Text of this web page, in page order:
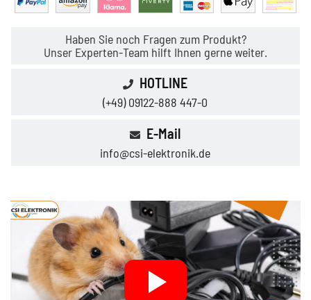
Haben Sie noch Fragen zum Produkt?
Unser Experten-Team hilft Ihnen gerne weiter.
HOTLINE
(+49) 09122-888 447-0
E-Mail
info@csi-elektronik.de